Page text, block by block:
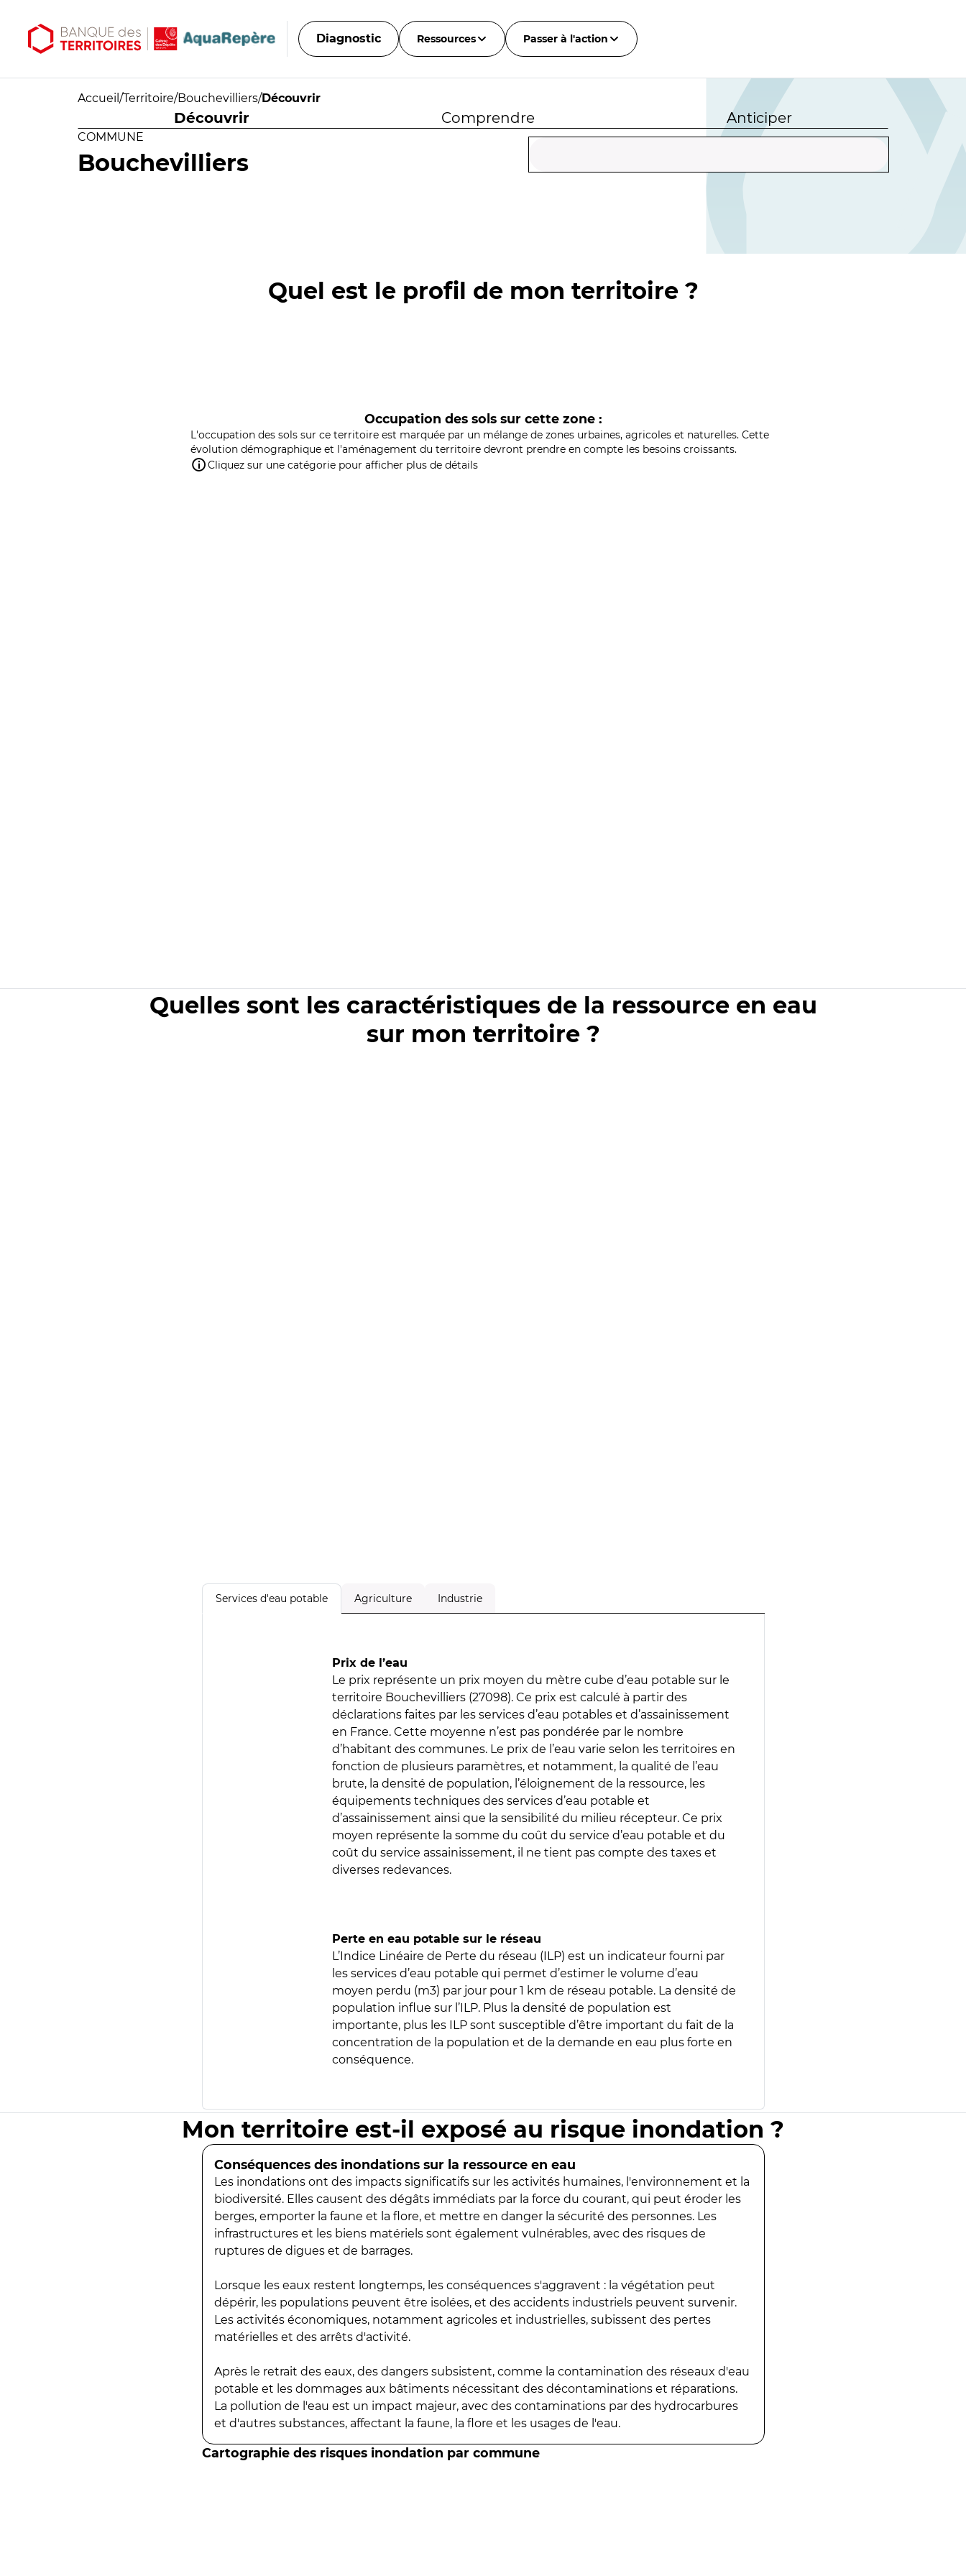
Diagnostic Ressources Passer à l'action
Accueil /Territoire/Bouchevilliers/Découvrir
Découvrir Comprendre Anticiper
COMMUNE
Bouchevilliers
Quel est le profil de mon territoire ?
Occupation des sols sur cette zone :
L'occupation des sols sur ce territoire est marquée par un mélange de zones urbaines, agricoles et naturelles. Cette
évolution démographique et l'aménagement du territoire devront prendre en compte les besoins croissants.
Cliquez sur une catégorie pour afficher plus de détails
Quelles sont les caractéristiques de la ressource en eau
sur mon territoire ?
Services d'eau potable Agriculture Industrie
Prix de l’eau
Le prix représente un prix moyen du mètre cube d’eau potable sur le
territoire Bouchevilliers (27098). Ce prix est calculé à partir des
déclarations faites par les services d’eau potables et d’assainissement
en France. Cette moyenne n’est pas pondérée par le nombre
d’habitant des communes. Le prix de l’eau varie selon les territoires en
fonction de plusieurs paramètres, et notamment, la qualité de l’eau
brute, la densité de population, l’éloignement de la ressource, les
équipements techniques des services d’eau potable et
d’assainissement ainsi que la sensibilité du milieu récepteur. Ce prix
moyen représente la somme du coût du service d’eau potable et du
coût du service assainissement, il ne tient pas compte des taxes et
diverses redevances.
Perte en eau potable sur le réseau
L’Indice Linéaire de Perte du réseau (ILP) est un indicateur fourni par
les services d’eau potable qui permet d’estimer le volume d’eau
moyen perdu (m3) par jour pour 1 km de réseau potable. La densité de
population influe sur l’ILP. Plus la densité de population est
importante, plus les ILP sont susceptible d’être important du fait de la
concentration de la population et de la demande en eau plus forte en
conséquence.
Mon territoire est-il exposé au risque inondation ?
Conséquences des inondations sur la ressource en eau
Les inondations ont des impacts significatifs sur les activités humaines, l'environnement et la
biodiversité. Elles causent des dégâts immédiats par la force du courant, qui peut éroder les
berges, emporter la faune et la flore, et mettre en danger la sécurité des personnes. Les
infrastructures et les biens matériels sont également vulnérables, avec des risques de
ruptures de digues et de barrages.
Lorsque les eaux restent longtemps, les conséquences s'aggravent : la végétation peut
dépérir, les populations peuvent être isolées, et des accidents industriels peuvent survenir.
Les activités économiques, notamment agricoles et industrielles, subissent des pertes
matérielles et des arrêts d'activité.
Après le retrait des eaux, des dangers subsistent, comme la contamination des réseaux d'eau
potable et les dommages aux bâtiments nécessitant des décontaminations et réparations.
La pollution de l'eau est un impact majeur, avec des contaminations par des hydrocarbures
et d'autres substances, affectant la faune, la flore et les usages de l'eau.
Cartographie des risques inondation par commune